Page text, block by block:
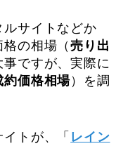
サイトなどか
格の相場（売り出
ですが、実際に
約価格相場）を調
トが、「 レイン